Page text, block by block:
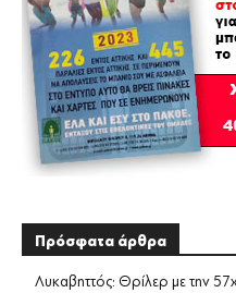
Πρόσφατα άρθρα
Λυκαβηττός: Θρίλερ με την